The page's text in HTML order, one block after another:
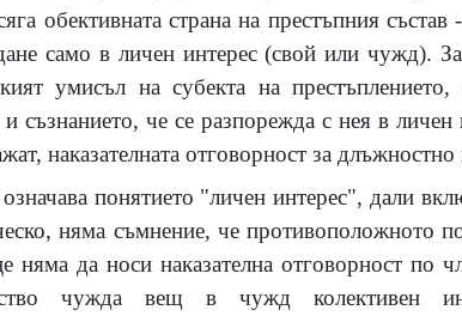
обективната страна на престъпния
само в личен интерес (свой или чужд).
умисъл на субекта на
съзнанието, че се разпорежда с нея в личен
наказателната отговорност за
понятието "личен интерес", дали
няма съмнение, че противоположното
няма да носи наказателна отговорност по
чужда вещ в чужд колективен